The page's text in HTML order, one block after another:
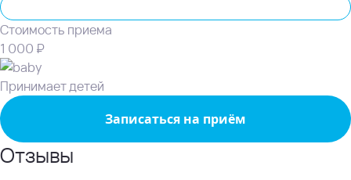
Стоимость приема
1 000 ₽
Принимает детей
Записаться на приём
Отзывы